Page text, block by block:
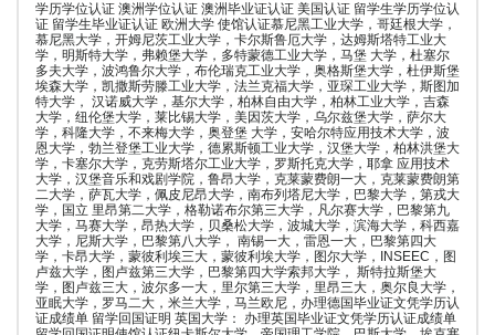
学历学位认证 澳洲学位认证 澳洲毕业证认证 美国认证 留学生学历学位认
证 留学生毕业证认证 欧洲大学 使馆认证慕尼黑工业大学，哥廷根大学，
慕尼黑大学，开姆尼茨工业大学，卡尔斯鲁厄大学，达姆斯塔特工业大
学，明斯特大学，弗赖堡大学，多特蒙德工业大学，马堡 大学，杜塞尔
多夫大学，波鸿鲁尔大学，布伦瑞克工业大学，奥格斯堡大学，杜伊斯堡
埃森大学，凯撒斯劳滕工业大学，法兰克福大学，亚琛工业大学，斯图加
特大学， 汉诺威大学，基尔大学，柏林自由大学，柏林工业大学，吉森
大学，纽伦堡大学，莱比锡大学，美因茨大学，乌尔兹堡大学，萨尔大
学，科隆大学，不来梅大学，奥登堡 大学，安哈尔特应用技术大学，波
恩大学，勃兰登堡工业大学，德累斯顿工业大学，汉堡大学，柏林洪堡大
学，卡塞尔大学，克劳斯塔尔工业大学，罗斯托克大学，耶拿 应用技术
大学，汉堡音乐和戏剧学院，鲁昂大学，克莱蒙费朗一大，克莱蒙费朗第
二大学，萨瓦大学，佩皮尼昂大学，南布列塔尼大学，巴黎大学，第戎大
学，国立 里昂第二大学，格勒诺布尔第三大学，凡尔赛大学，巴黎第九
大学，马赛大学，昂热大学，贝桑松大学，波城大学，滨海大学，科西嘉
大学，尼斯大学，巴黎第八大学， 南锡一大，雷恩一大，巴黎第四大
学，卡昂大学，蒙彼利埃三大，蒙彼利埃大学，图尔大学，INSEEC，图
卢兹大学，图卢兹第三大学，巴黎第四大学索邦大学， 斯特拉斯堡大
学，图卢兹三大，波尔多一大，里尔第三大学，里昂三大，奥尔良大学，
亚眠大学，罗马二大，米兰大学，马兰欧尼，办理德国毕业证文凭学历认
证成绩单 留学回国证明 英国大学： 办理英国毕业证文凭学历认证成绩单